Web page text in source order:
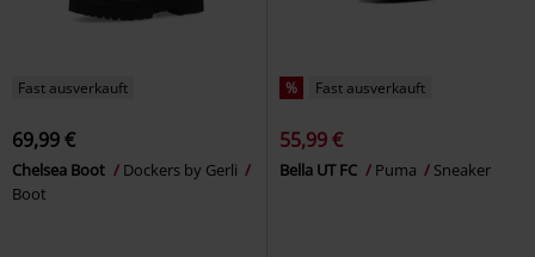
Fast ausverkauft
69,99 €
Chelsea Boot
Dockers by Gerli
Boot
% Fast ausverkauft
55,99 €
Bella UT FC Puma Sneaker